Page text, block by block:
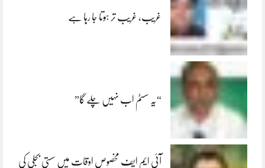
غریب، غریب تر ہوتا جا رہا ہے
“یہ سسٹم اب نہیں چلے گا”
آئی ایم ایف مخصوص اوقات میں سستی بجلی کی